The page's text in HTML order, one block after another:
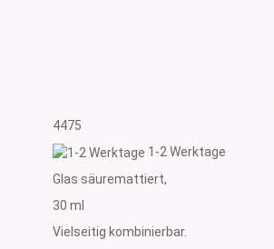
4475
1-2 Werktage
Glas säuremattiert,
30 ml
Vielseitig kombinierbar.